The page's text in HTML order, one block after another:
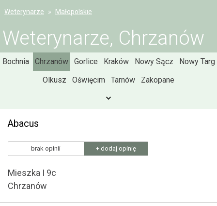
Weterynarze Małopolskie
Weterynarze, Chrzanów
Bochnia Chrzanów Gorlice Kraków Nowy Sącz
Nowy Targ
Olkusz
Oświęcim Tarnów Zakopane
Abacus
brak opinii + dodaj opinię
Mieszka I 9c
Chrzanów